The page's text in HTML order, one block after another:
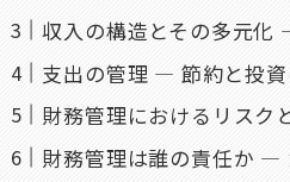
収入の構造とその多元化
支出の管理 ― 節約と投資
財務管理におけるリスク
財務管理は誰の責任か ―